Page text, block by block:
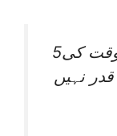
5زندگی کی حقیقت یہ ہے کہ وقت کی
نہیں